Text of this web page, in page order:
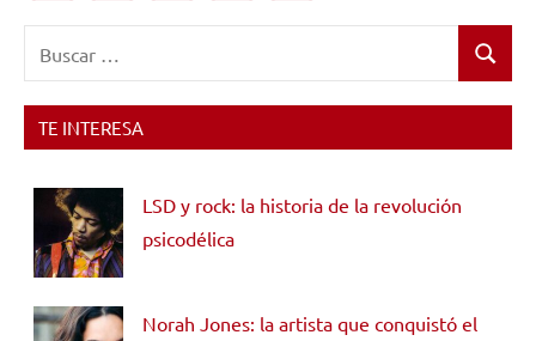
Buscar
TE INTERESA
LSD y rock: la historia de la revolución
psicodélica
Norah Jones: la artista que conquistó el